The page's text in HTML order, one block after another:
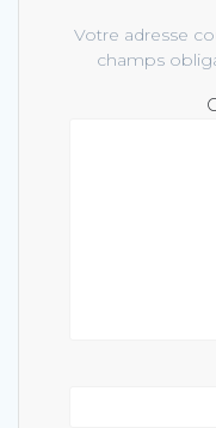
Votre adresse
champs